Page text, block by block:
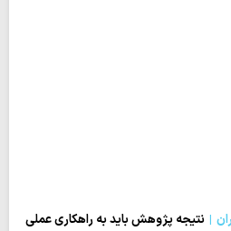
نتیجه پژوهش باید به راهکاری عملی